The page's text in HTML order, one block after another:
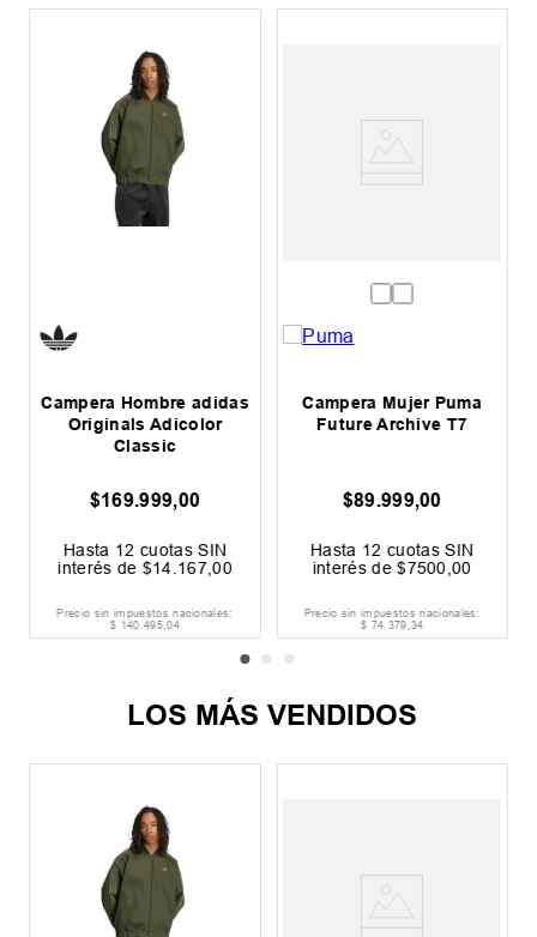
Campera Hombre adidas
Originals Adicolor
Classic
$169.999,00
Hasta 12 cuotas SIN
interés de $14.167,00
Precio sin impuestos nacionales:
$ 140.495,04
Campera Mujer Puma
Future Archive T7
$89.999,00
Hasta 12 cuotas SIN
interés de$7500,00
Precio sin impuestos nacionales:
$ 74.379,34
LOS MÁS VENDIDOS